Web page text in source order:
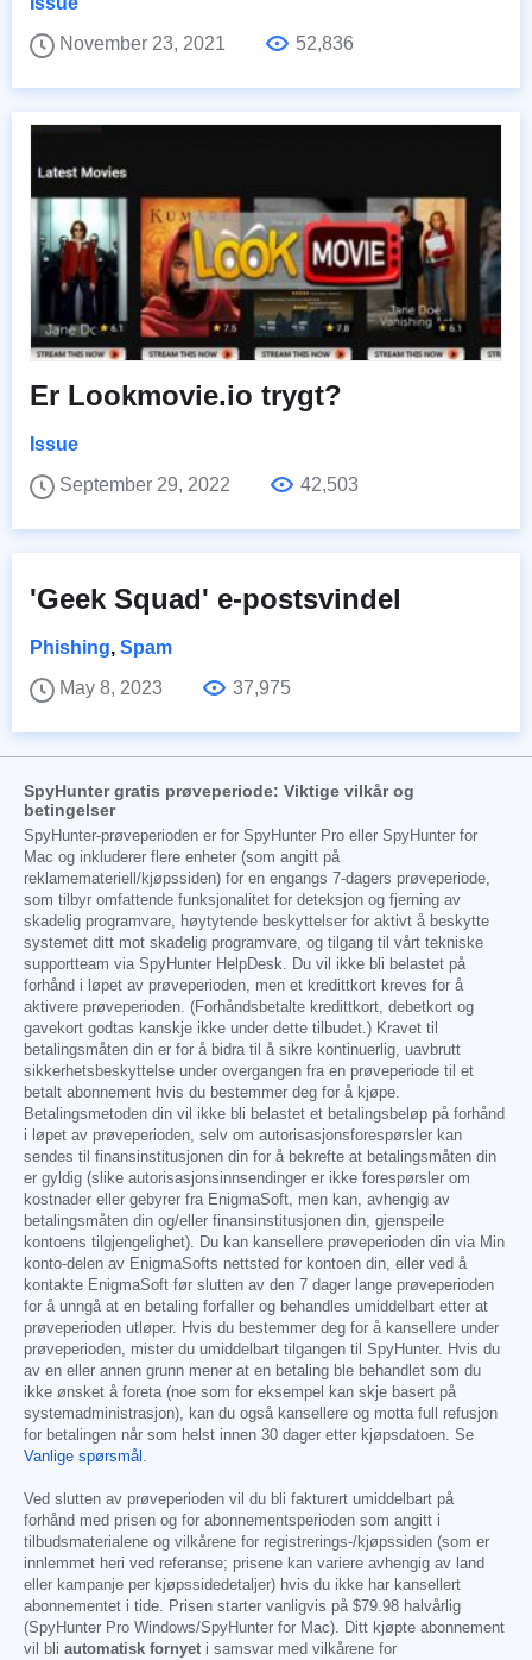
November 23, 2021
52,836
Er Lookmovie.io trygt?
Issue
September 29, 2022
42,503
'Geek Squad' e-postsvindel
Phishing, Spam
May 8, 2023
37,975
SpyHunter gratis prøveperiode: Viktige vilkår og
betingelser
SpyHunter-prøveperioden er for SpyHunter Pro eller SpyHunter for
Mac og inkluderer flere enheter (som angitt på
reklamemateriell/kjøpssiden) for en engangs 7-dagers prøveperiode,
som tilbyr omfattende funksjonalitet for deteksjon og fjerning av
skadelig programvare, høytytende beskyttelser for aktivt å beskytte
systemet ditt mot skadelig programvare, og tilgang til vårt tekniske
supportteam via SpyHunter HelpDesk. Du vil ikke bli belastet på
forhånd i løpet av prøveperioden, men et kredittkort kreves for å
aktivere prøveperioden. (Forhåndsbetalte kredittkort, debetkort og
gavekort godtas kanskje ikke under dette tilbudet.) Kravet til
betalingsmåten din er for å bidra til å sikre kontinuerlig, uavbrutt
sikkerhetsbeskyttelse under overgangen fra en prøveperiode til et
betalt abonnement hvis du bestemmer deg for å kjøpe.
Betalingsmetoden din vil ikke bli belastet et betalingsbeløp på forhånd
i løpet av prøveperioden, selv om autorisasjonsforespørsler kan
sendes til finansinstitusjonen din for å bekrefte at betalingsmåten din
er gyldig (slike autorisasjonsinnsendinger er ikke forespørsler om
kostnader eller gebyrer fra EnigmaSoft, men kan, avhengig av
betalingsmåten din og/eller finansinstitusjonen din, gjenspeile
kontoens tilgjengelighet). Du kan kansellere prøveperioden din via Min
konto-delen av EnigmaSofts nettsted for kontoen din, eller ved å
kontakte EnigmaSoft før slutten av den 7 dager lange prøveperioden
for å unngå at en betaling forfaller og behandles umiddelbart etter at
prøveperioden utløper. Hvis du bestemmer deg for å kansellere under
prøveperioden, mister du umiddelbart tilgangen til SpyHunter. Hvis du
av en eller annen grunn mener at en betaling ble behandlet som du
ikke ønsket å foreta (noe som for eksempel kan skje basert på
systemadministrasjon), kan du også kansellere og motta full refusjon
for betalingen når som helst innen 30 dager etter kjøpsdatoen. Se
Vanlige spørsmål .
Ved slutten av prøveperioden vil du bli fakturert umiddelbart på
forhånd med prisen og for abonnementsperioden som angitt i
tilbudsmaterialene og vilkårene for registrerings-/kjøpssiden (som er
innlemmet heri ved referanse; prisene kan variere avhengig av land
eller kampanje per kjøpssidedetaljer) hvis du ikke har kansellert
abonnementet i tide. Prisen starter vanligvis på $79.98 halvårlig
(SpyHunter Pro Windows/SpyHunter for Mac). Ditt kjøpte abonnement
vil bli automatisk fornyet i samsvar med vilkårene for